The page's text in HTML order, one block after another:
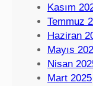
Kasım
Temmuz
Haziran
Mayıs
Nisan
Mart 2025